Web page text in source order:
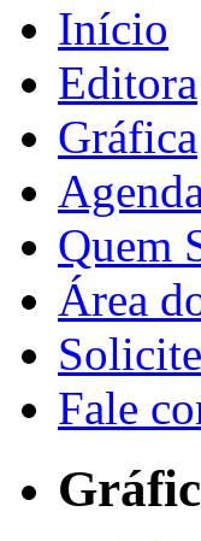
Início
Editora
Gráfica
Quem
Área
Fale